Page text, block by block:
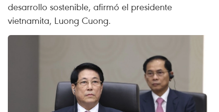
desarrollo sostenible, afirmó el presidente
vietnamita, Luong Cuong.